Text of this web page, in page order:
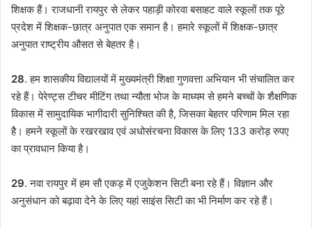
शिक्षक हैं। राजधानी रायपुर से लेकर पहाड़ी कोरवा बसाहट वाले स्कूलों तक पूरे
प्रदेश में शिक्षक-छात्र अनुपात एक समान है। हमारे स्कूलों में शिक्षक-छात्र
अनुपात राष्ट्रीय औसत से बेहतर है।
28. हम शासकीय विद्यालयों में मुख्यमंत्री शिक्षा गुणवत्ता अभियान भी संचालित कर
रहे हैं। पेरेण्ट्स टीचर मीटिंग तथा न्यौता भोज के माध्यम से हमने बच्चों के शैक्षणिक
विकास में सामुदायिक भागीदारी सुनिश्चित की है, जिसका बेहतर परिणाम मिल रहा
है। हमने स्कूलों के रखरखाव एवं अधोसंरचना विकास के लिए 133 करोड़ रुपए
का प्रावधान किया है।
29. नवा रायपुर में हम सौ एकड़ में एजुकेशन सिटी बना रहे हैं। विज्ञान और
अनुसंधान को बढ़ावा देने के लिए यहां साइंस सिटी का भी निर्माण कर रहे हैं।